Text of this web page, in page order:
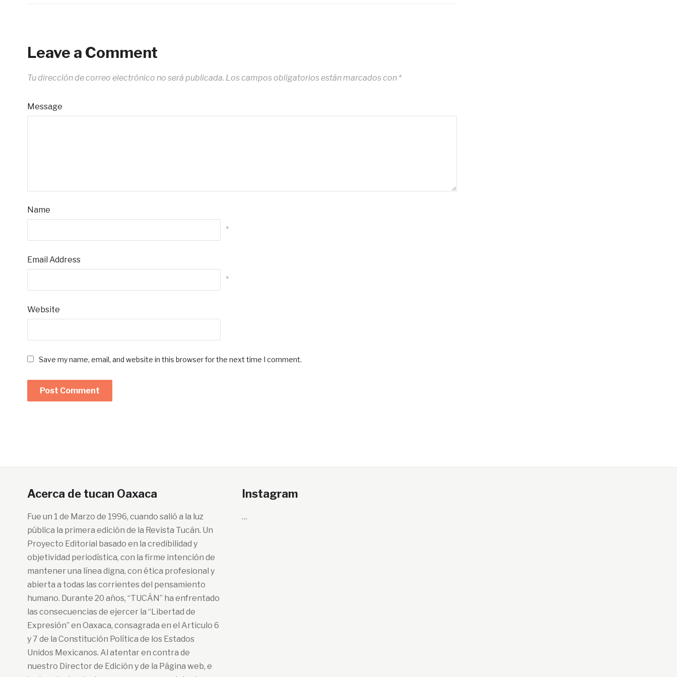
Leave a Comment
Tu dirección de correo electrónico no será publicada. Los campos obligatorios están marcados con *
Message
Name
*
Email Address
*
Website
Save my name, email, and website in this browser for the next time I comment.
Acerca de tucan Oaxaca
Fue un 1 de Marzo de 1996, cuando salió a la luz
pública la primera edición de la Revista Tucán. Un
Proyecto Editorial basado en la credibilidad y
objetividad periodística, con la firme intención de
mantener una línea digna, con ética profesional y
abierta a todas las corrientes del pensamiento
humano. Durante 20 años, “TUCÁN” ha enfrentado
las consecuencias de ejercer la “Libertad de
Expresión” en Oaxaca, consagrada en el Articulo 6
y 7 de la Constitución Política de los Estados
Unidos Mexicanos. Al atentar en contra de
nuestro Director de Edición y de la Página web, e
Instagram
…